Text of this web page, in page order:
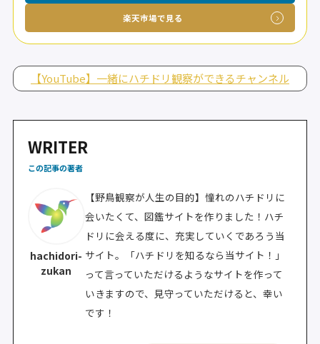
楽天市場で見る
【YouTube】一緒にハチドリ観察ができるチャンネル
WRITER
この記事の著者
hachidori-
zukan
【野鳥観察が人生の目的】憧れのハチドリに
会いたくて、図鑑サイトを作りました！ハチ
ドリに会える度に、充実していくであろう当
サイト。「ハチドリを知るなら当サイト！」
って言っていただけるようなサイトを作って
いきますので、見守っていただけると、幸い
です！